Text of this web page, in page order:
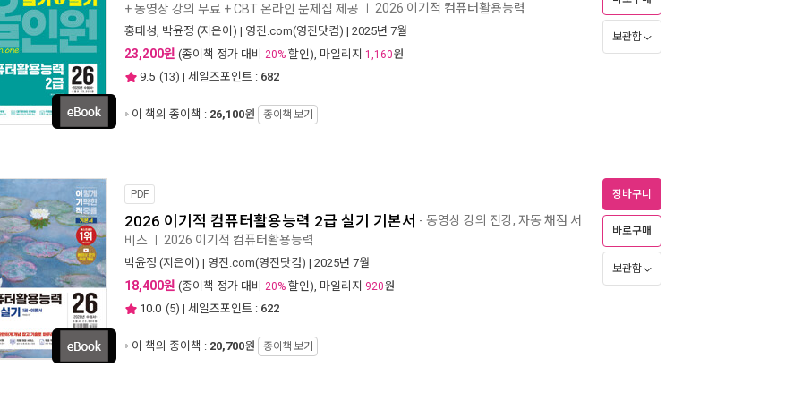
+ 동영상 강의 무료 + CBT 온라인 문제집 제공 2026 이기적 컴퓨터활용능력
홍태성, 박윤정 (지은이) | 영진.com(영진닷컴) | 2025년 7월
23,200원 (종이책 정가 대비 20% 할인), 마일리지 1,160원
9.5 (13) | 세일즈포인트 : 682
이 책의 종이책 : 26,100원 종이책 보기
보관함
PDF
2026 이기적 컴퓨터활용능력 2급 실기 기본서 - 동영상 강의 전강, 자동 채점 서
비스 2026 이기적 컴퓨터활용능력
박윤정 (지은이) | 영진.com(영진닷컴) | 2025년 7월
18,400원 (종이책 정가 대비 20% 할인), 마일리지 920원
10.0 (5) | 세일즈포인트 : 622
이 책의 종이책 : 20,700원 종이책 보기
장바구니
바로구매
보관함